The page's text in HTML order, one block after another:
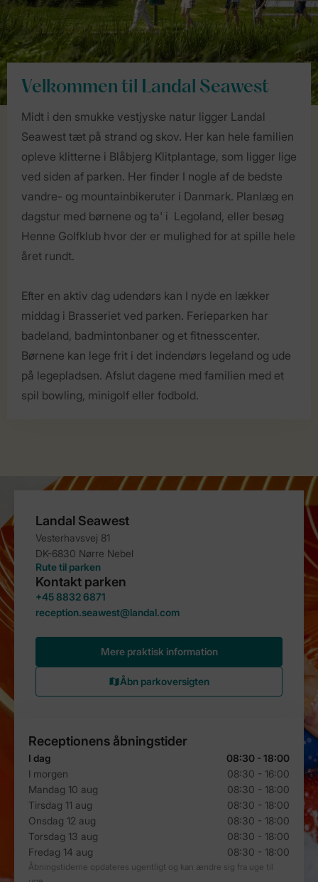
Velkommen til Landal Seawest
Midt i den smukke vestjyske natur ligger Landal
Seawest tæt på strand og skov. Her kan hele familien
opleve klitterne i Blåbjerg Klitplantage, som ligger lige
ved siden af parken. Her finder I nogle af de bedste
vandre- og mountainbikeruter i Danmark. Planlæg en
dagstur med børnene og ta' i Legoland, eller besøg
Henne Golfklub hvor der er mulighed for at spille hele
året rundt.
Efter en aktiv dag udendørs kan I nyde en lækker
middag i Brasseriet ved parken. Ferieparken har
badeland, badmintonbaner og et fitnesscenter.
Børnene kan lege frit i det indendørs legeland og ude
på legepladsen. Afslut dagene med familien med et
spil bowling, minigolf eller fodbold.